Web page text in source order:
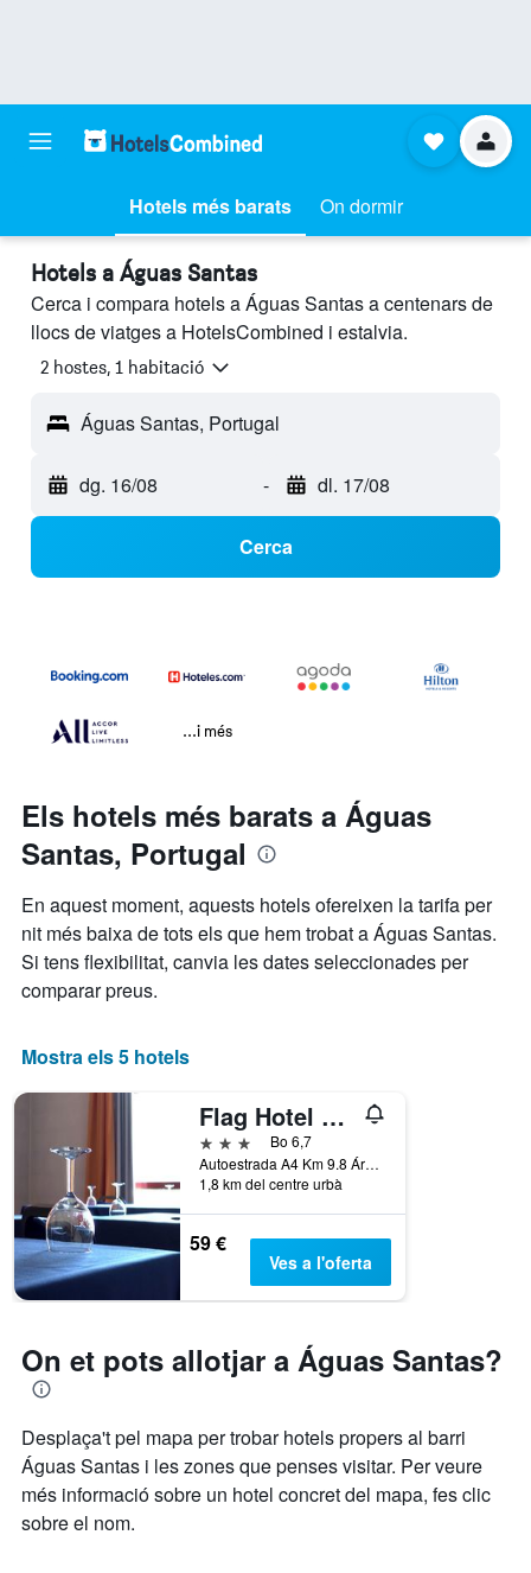
Hotels més barats On dormir
Hotels a Águas Santas
Cerca i compara hotels a Águas Santas a centenars de
llocs de viatges a HotelsCombined i estalvia.
2 hostes, 1 habitació
Águas Santas, Portugal
dg. 16/08 - dl. 17/08
Cerca
...i més
Els hotels més barats a Águas
Santas, Portugal
En aquest moment, aquests hotels ofereixen la tarifa per
nit més baixa de tots els que hem trobat a Águas Santas.
Si tens flexibilitat, canvia les dates seleccionades per
comparar preus.
Mostra els 5 hotels
Flag Hotel Porto Maia
3 estrellesBo 6,7
Autoestrada A4 Km 9.8 Área De Servicio De Aguas Santas, Águas Santas, Porto, Portugal
1,8 km del centre urbà
59 €
Ves a l'oferta
On et pots allotjar a Águas Santas?
Desplaça't pel mapa per trobar hotels propers al barri
Águas Santas i les zones que penses visitar. Per veure
més informació sobre un hotel concret del mapa, fes clic
sobre el nom.